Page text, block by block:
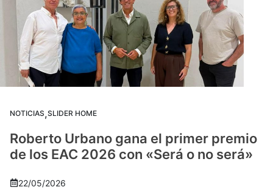
NOTICIAS,SLIDER HOME
Roberto Urbano gana el primer premio
de los EAC 2026 con «Será o no será»
22/05/2026